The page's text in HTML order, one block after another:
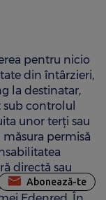
pentru nicio
din întârzieri,
la destinatar,
controlul
unor terţi sau
permisă
directă sau
de folosirea
Abonează-te